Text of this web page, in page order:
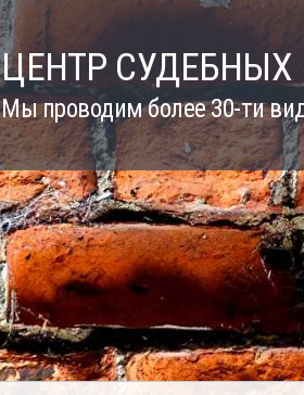
ЦЕНТР СУДЕБНЫХ
Мы проводим более 30-ти